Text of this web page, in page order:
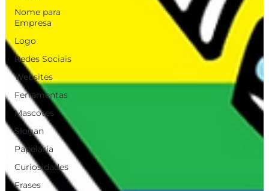
Nome para
Empresa
Logo
Redes Sociais
Websites
Ferramentas
Mascotes
Slogan
Papelaria
Curiosidades
Frases